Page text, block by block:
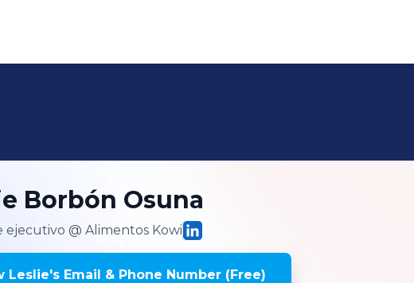
Borbón Osuna
ejecutivo @ Alimentos Kowi
Leslie's Email & Phone Number (Free)